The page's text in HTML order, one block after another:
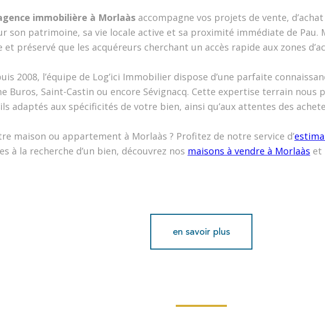
immobilière à Morlaàs accompagne vos projets de vente,
son patrimoine, sa vie locale active et sa proximité immédiate de
et préservé que les acquéreurs cherchant un accès rapide aux zones
2008, l’équipe de Log’ici Immobilier dispose d’une parfaite
Buros, Saint-Castin ou encore Sévignacq. Cette expertise terrain
adaptés aux spécificités de votre bien, ainsi qu’aux attentes des
maison ou appartement à Morlaàs ? Profitez de notre service d’
à la recherche d’un bien, découvrez nos maisons à vendre à Morlaàs et
en savoir plus